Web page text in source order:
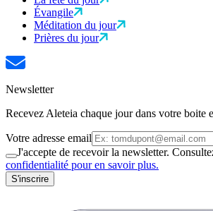
Évangile
Méditation du jour
Prières du jour
Newsletter
Recevez Aleteia chaque jour dans votre boite
Votre adresse email
J'accepte de recevoir la newsletter.
confidentialité pour en savoir plus.
S'inscrire